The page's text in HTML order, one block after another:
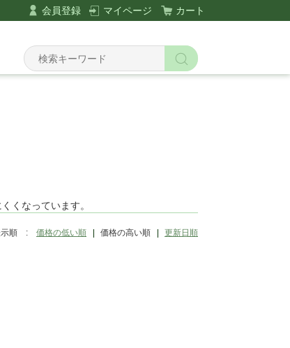
会員登録 マイページ カート
くなっています。
示順 : 価格の低い順 価格の高い順 更新日順